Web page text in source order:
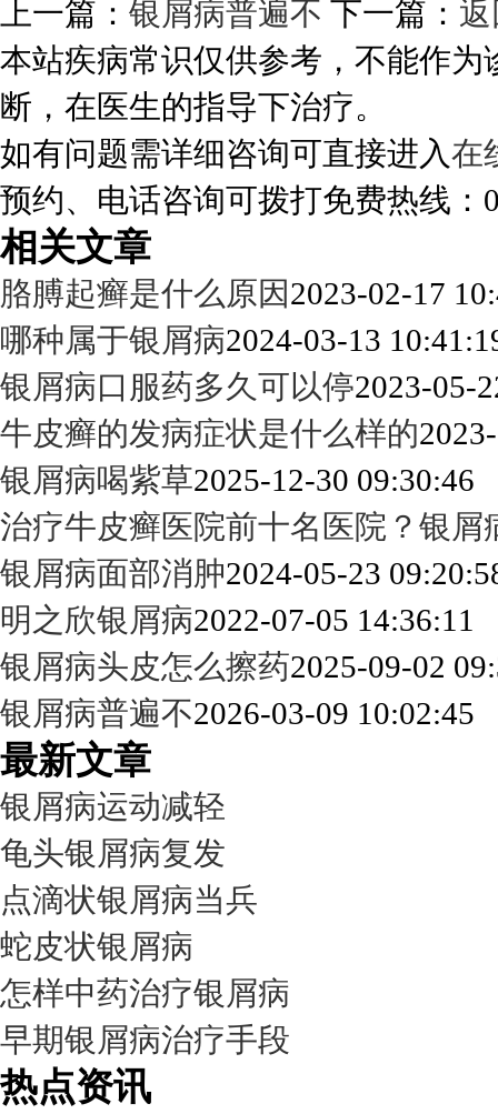
上一篇： 银屑病普遍不 下一篇：
本站疾病常识仅供参考，不能作
断，在医生的指导下治疗。
如有问题需详细咨询可直接进入在
预约、电话咨询可拨打免费热线：
相关文章
胳膊起癣是什么原因2023-02-17
哪种属于银屑病2024-03-13
银屑病口服药多久可以停2023-05-
牛皮癣的发病症状是什么样的
银屑病喝紫草2025-12-30 09:30:46
治疗牛皮癣医院前十名医院？银屑
银屑病面部消肿2024-05-23
明之欣银屑病2022-07-05 14:36:11
银屑病头皮怎么擦药2025-09-02
银屑病普遍不2026-03-09 10:02:45
最新文章
银屑病运动减轻
龟头银屑病复发
点滴状银屑病当兵
蛇皮状银屑病
怎样中药治疗银屑病
早期银屑病治疗手段
热点资讯